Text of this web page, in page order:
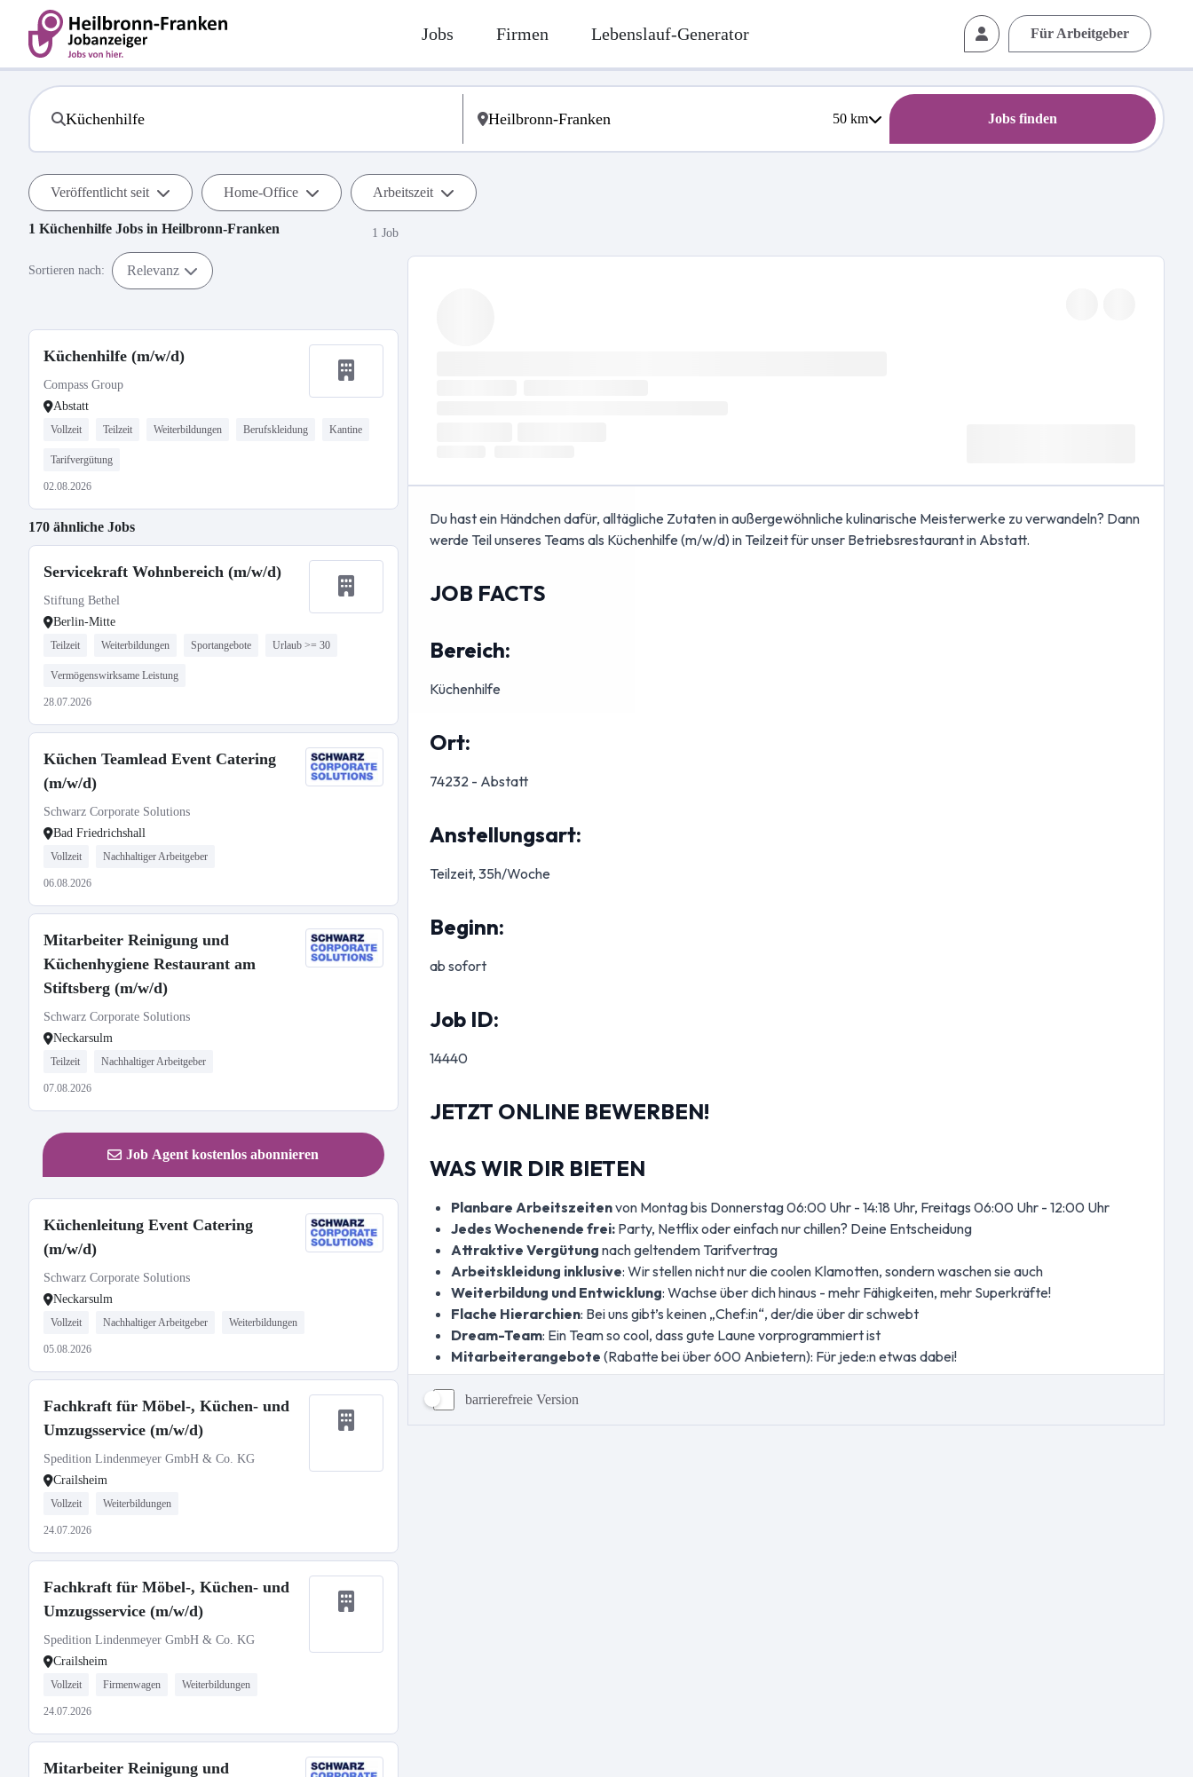
Jobs Firmen Lebenslauf-Generator Für Arbeitgeber
50km Jobs finden
Veröffentlicht seit Home-Office Arbeitszeit
1 Küchenhilfe Jobs in Heilbronn-Franken 1 Job
Sortieren nach: Relevanz
Küchenhilfe (m/w/d)
Compass Group
Abstatt
Vollzeit Teilzeit Weiterbildungen Berufskleidung Kantine
Tarifvergütung
02.08.2026
170 ähnliche Jobs
Servicekraft Wohnbereich (m/w/d)
Stiftung Bethel
Berlin-Mitte
Teilzeit Weiterbildungen Sportangebote Urlaub >= 30
Vermögenswirksame Leistung
28.07.2026
Küchen Teamlead Event Catering
(m/w/d)
Schwarz Corporate Solutions
Bad Friedrichshall
Vollzeit Nachhaltiger Arbeitgeber
06.08.2026
Mitarbeiter Reinigung und
Küchenhygiene Restaurant am
Stiftsberg (m/w/d)
Schwarz Corporate Solutions
Neckarsulm
Teilzeit Nachhaltiger Arbeitgeber
07.08.2026
Job Agent kostenlos abonnieren
Küchenleitung Event Catering
(m/w/d)
Schwarz Corporate Solutions
Neckarsulm
Vollzeit Nachhaltiger Arbeitgeber Weiterbildungen
05.08.2026
Fachkraft für Möbel-, Küchen- und
Umzugsservice (m/w/d)
Spedition Lindenmeyer GmbH & Co. KG
Crailsheim
Vollzeit Weiterbildungen
24.07.2026
Fachkraft für Möbel-, Küchen- und
Umzugsservice (m/w/d)
Spedition Lindenmeyer GmbH & Co. KG
Crailsheim
Vollzeit Firmenwagen Weiterbildungen
24.07.2026
Mitarbeiter Reinigung und
barrierefreie Version